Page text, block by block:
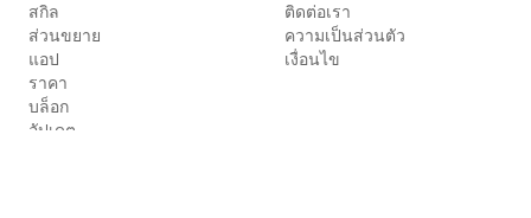
สกิล
ส่วนขยาย
แอป
ราคา
บล็อก
อัปเดต
ติดต่อเรา
ความเป็นส่วนตัว
เงื่อนไข